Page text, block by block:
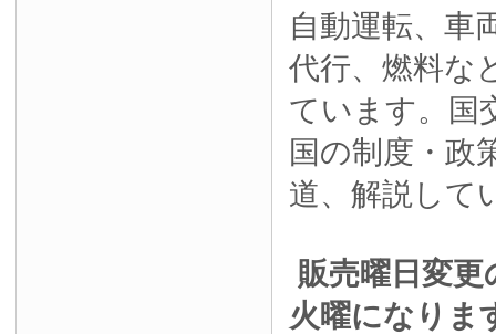
自動運転、車
代行、燃料な
ています。国
国の制度・政
道、解説して
販売曜日変
火曜になりま